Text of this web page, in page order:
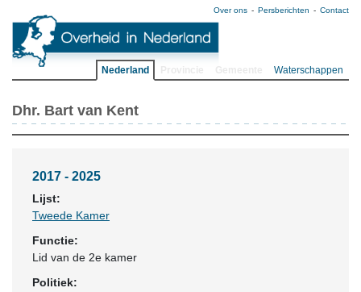
Over ons Persberichten Contact
Nederland Waterschappen
Dhr. Bart van Kent
2017 - 2025
Lijst:
Tweede Kamer
Functie:
Lid van de 2e kamer
Politiek: